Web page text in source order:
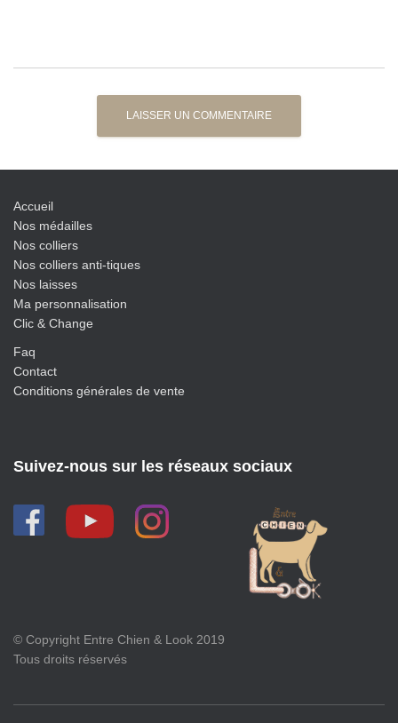
Accueil
Nos médailles
Nos colliers
Nos colliers anti-tiques
Nos laisses
Ma personnalisation
Clic & Change
Faq
Contact
Conditions générales de vente
Suivez-nous sur les réseaux sociaux
© Copyright Entre Chien & Look 2019
Tous droits réservés